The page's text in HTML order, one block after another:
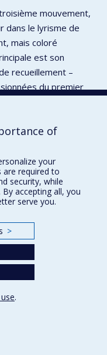
mouvement,
dans le lyrisme de
mais coloré
est son
recueillement –
du premier
Allegro guerriero
ce
nouveau thème,
et de la
hymnique.
son écriture est
d’une cellule
de cette œuvre de
of
your
are required to
security, while
accepting all, you
serve you.
>
.